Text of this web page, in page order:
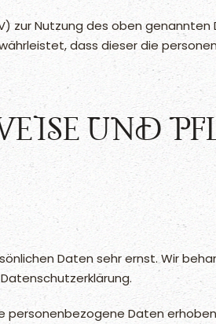
zur Nutzung des oben
dass dieser die
UND
Daten sehr ernst. Wir
Daten